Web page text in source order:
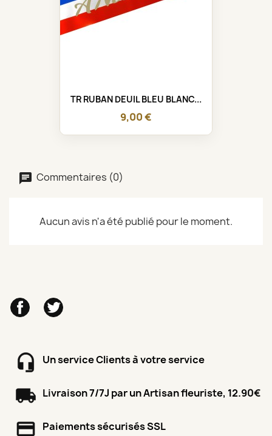
TR RUBAN DEUIL BLEU BLANC...
9,00 €
Commentaires (0)
Aucun avis n'a été publié pour le moment.
FacebookTwitter
Un service Clients à votre service
Livraison 7/7J par un Artisan fleuriste, 12.90€
Paiements sécurisés SSL